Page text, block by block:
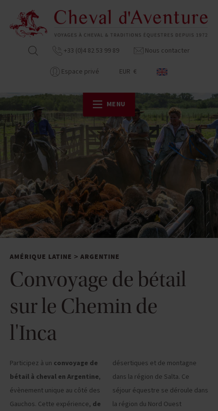
+33 (0)4 82 53 99 89 Nous contacter
Espace privé EUR €
MENU
AMÉRIQUE LATINE > ARGENTINE
Convoyage de bétail
sur le Chemin de
l'Inca
Participez à un convoyage de
bétail à cheval en Argentine,
évènement unique au côté des
Gauchos. Cette expérience, de
désertiques et de montagne
dans la région de Salta. Ce
séjour équestre se déroule dans
la région du Nord Ouest